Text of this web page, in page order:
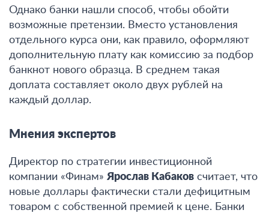
Однако банки нашли способ, чтобы обойти
возможные претензии. Вместо установления
отдельного курса они, как правило, оформляют
дополнительную плату как комиссию за подбор
банкнот нового образца. В среднем такая
доплата составляет около двух рублей на
каждый доллар.
Мнения экспертов
Директор по стратегии инвестиционной
компании «Финам» Ярослав Кабаков считает, что
новые доллары фактически стали дефицитным
товаром с собственной премией к цене. Банки